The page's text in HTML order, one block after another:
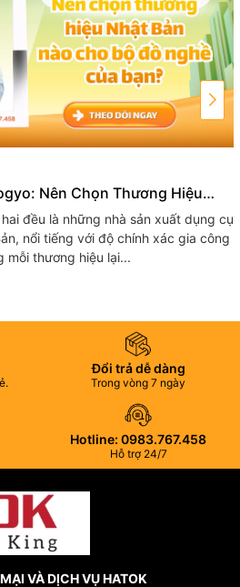
Nên Chọn Thương Hiệu
Nghề Của Bạn?
đều là những nhà sản xuất dụng cụ
nổi tiếng với độ chính xác gia công
thương hiệu lại...
Đổi trả dễ dàng
Trong vòng 7 ngày
Hotline: 0983.767.458
Hỗ trợ 24/7
VÀ DỊCH VỤ HATOK